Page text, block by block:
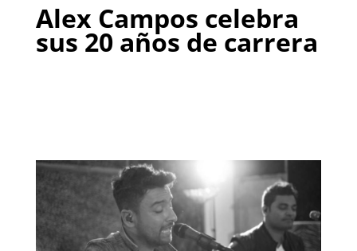
Alex Campos celebra
sus 20 años de carrera